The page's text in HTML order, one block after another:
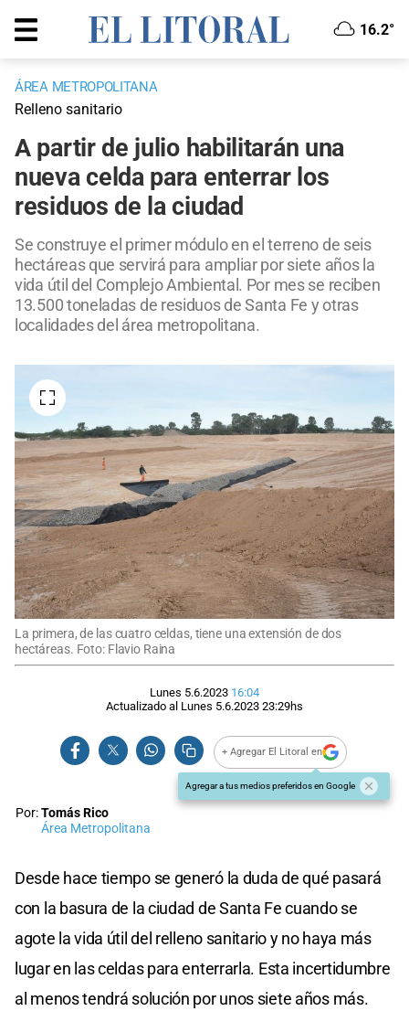
16.2°
ÁREA METROPOLITANA
Relleno sanitario
A partir de julio habilitarán una
nueva celda para enterrar los
residuos de la ciudad
Se construye el primer módulo en el terreno de seis
hectáreas que servirá para ampliar por siete años la
vida útil del Complejo Ambiental. Por mes se reciben
13.500 toneladas de residuos de Santa Fe y otras
localidades del área metropolitana.
La primera, de las cuatro celdas, tiene una extensión de dos
hectáreas. Foto: Flavio Raina
Lunes 5.6.2023 16:04
Actualizado al Lunes 5.6.2023 23:29hs
+ Agregar El Litoral en
Agregar a tus medios preferidos en Google
Por:Tomás Rico
Área Metropolitana
Desde hace tiempo se generó la duda de qué pasará
con la basura de la ciudad de Santa Fe cuando se
agote la vida útil del relleno sanitario y no haya más
lugar en las celdas para enterrarla. Esta incertidumbre
al menos tendrá solución por unos siete años más.